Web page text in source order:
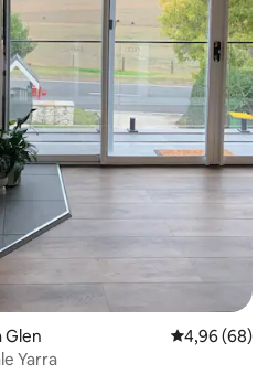
Glen 4,96 de uma
4,96 (68)
Yarra